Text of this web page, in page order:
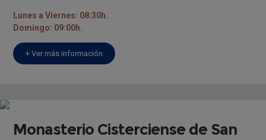
Lunes a Viernes: 08:30h.
Domingo: 09:00h.
+ Ver más información
Monasterio Cisterciense de San